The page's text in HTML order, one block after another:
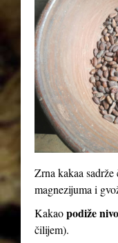
Zrna kakaa
magnezijuma i
Kakaopodiže
čilijem).